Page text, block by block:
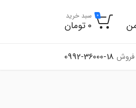
فروش 0992-36000-18
0 سبد خرید
0 تومان